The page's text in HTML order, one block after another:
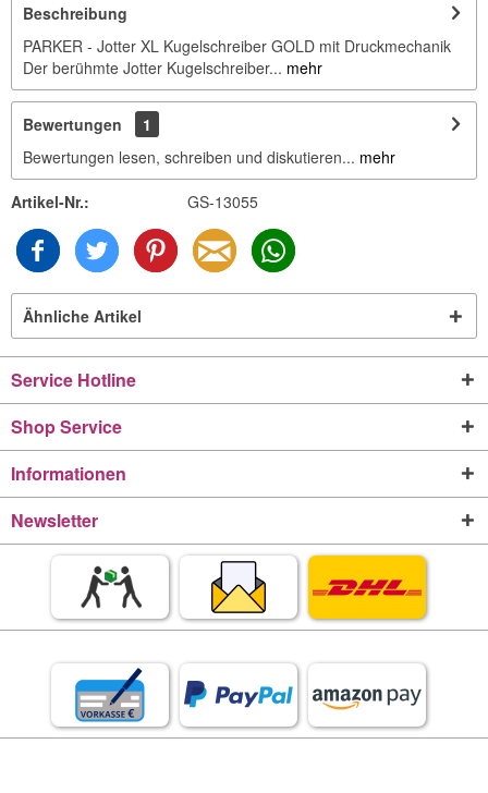
Beschreibung
PARKER - Jotter XL Kugelschreiber GOLD mit Druckmechanik
Der berühmte Jotter Kugelschreiber... mehr
Bewertungen
1
Bewertungen lesen, schreiben und diskutieren... mehr
Artikel-Nr.: GS-13055
Ähnliche Artikel
Service Hotline
Shop Service
Informationen
Newsletter